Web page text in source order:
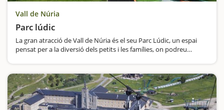
Vall de Núria
Parc lúdic
La gran atracció de Vall de Núria és el seu Parc Lúdic, un espai
pensat per a la diversió dels petits i les famílies, on podreu